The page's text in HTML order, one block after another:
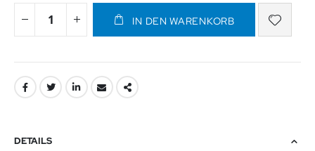
IN DEN WARENKORB
DETAILS